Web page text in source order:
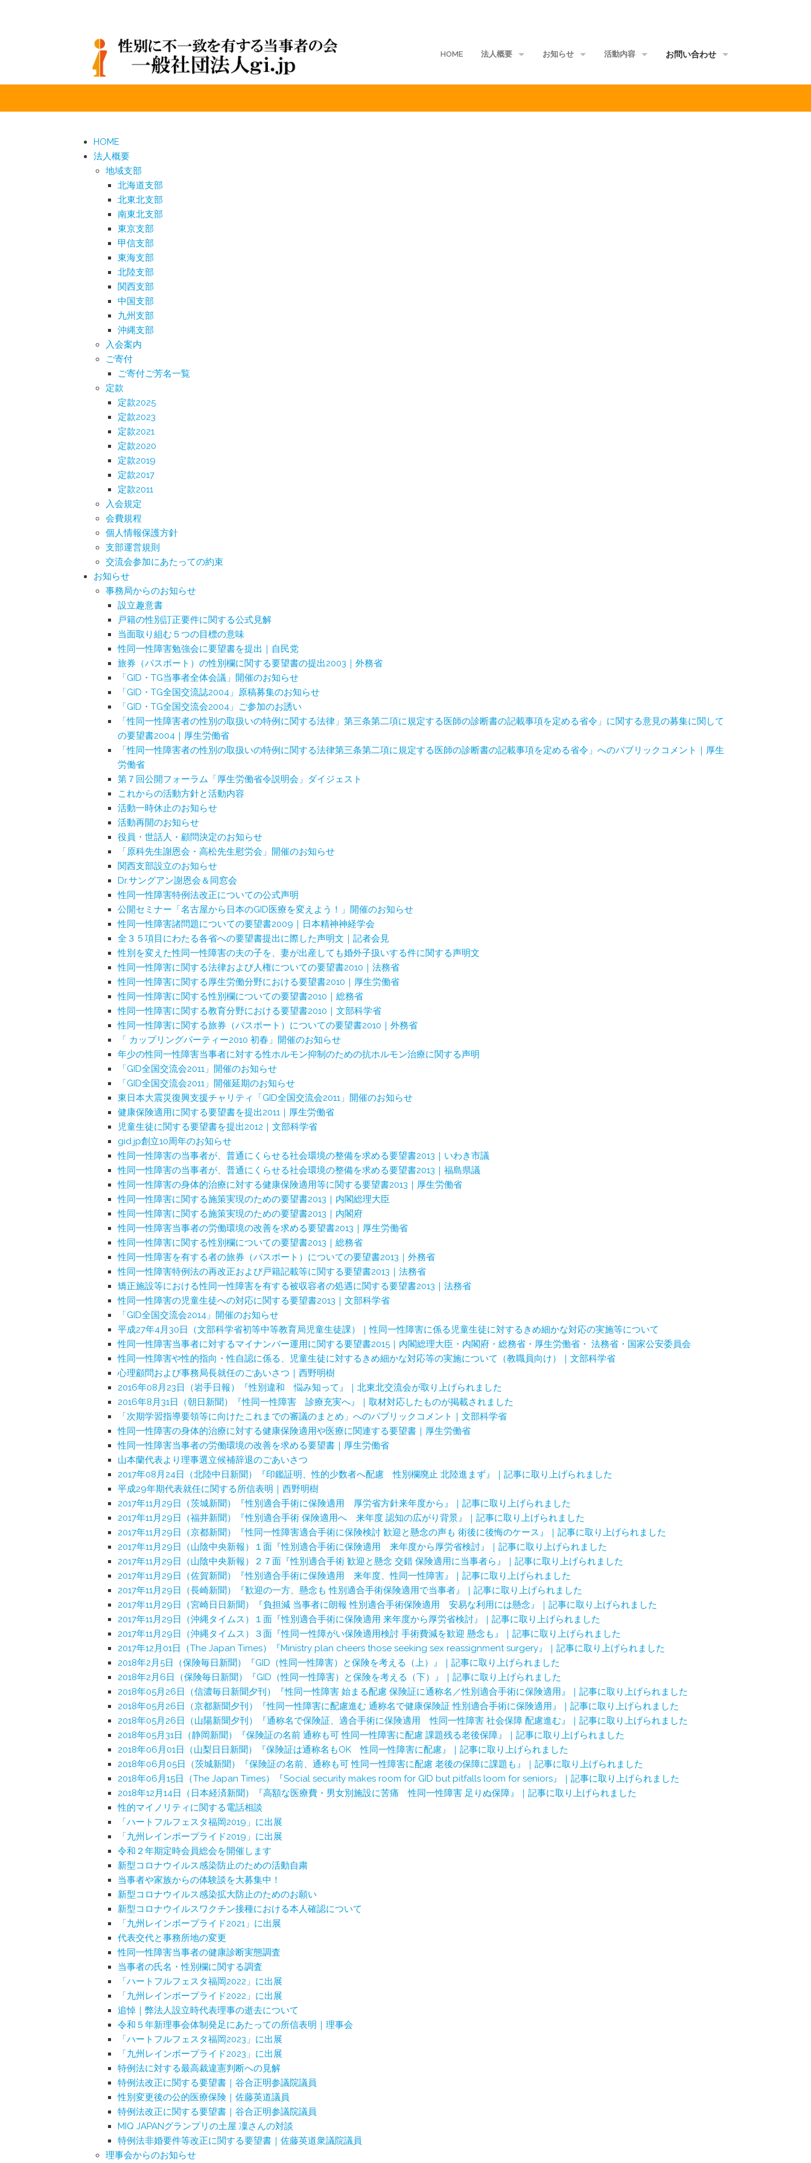
HOME 法人概要 お知らせ 活動内容 お問い合わせ
HOME
法人概要
地域支部
北海道支部
北東北支部
南東北支部
東京支部
甲信支部
東海支部
北陸支部
関西支部
中国支部
九州支部
沖縄支部
入会案内
ご寄付
ご寄付ご芳名一覧
定款
定款2025
定款2023
定款2021
定款2020
定款2019
定款2017
定款2011
入会規定
会費規程
個人情報保護方針
支部運営規則
交流会参加にあたっての約束
お知らせ
事務局からのお知らせ
設立趣意書
戸籍の性別訂正要件に関する公式見解
当面取り組む５つの目標の意味
性同一性障害勉強会に要望書を提出｜自民党
旅券（パスポート）の性別欄に関する要望書の提出2003｜外務省
「GID・TG当事者全体会議」開催のお知らせ
「GID・TG全国交流誌2004」原稿募集のお知らせ
「GID・TG全国交流会2004」ご参加のお誘い
「性同一性障害者の性別の取扱いの特例に関する法律」第三条第二項に規定する医師の診断書の記載事項を定める省令」に関する意見の募集に関して
の要望書2004｜厚生労働省
「性同一性障害者の性別の取扱いの特例に関する法律第三条第二項に規定する医師の診断書の記載事項を定める省令」へのパブリックコメント｜厚生
労働省
第７回公開フォーラム「厚生労働省令説明会」ダイジェスト
これからの活動方針と活動内容
活動一時休止のお知らせ
活動再開のお知らせ
役員・世話人・顧問決定のお知らせ
「原科先生謝恩会・高松先生慰労会」開催のお知らせ
関西支部設立のお知らせ
Dr.サングアン謝恩会＆同窓会
性同一性障害特例法改正についての公式声明
公開セミナー「名古屋から日本のGID医療を変えよう！」開催のお知らせ
性同一性障害諸問題についての要望書2009｜日本精神神経学会
全３５項目にわたる各省への要望書提出に際した声明文｜記者会見
性別を変えた性同一性障害の夫の子を、妻が出産しても婚外子扱いする件に関する声明文
性同一性障害に関する法律および人権についての要望書2010｜法務省
性同一性障害に関する厚生労働分野における要望書2010｜厚生労働省
性同一性障害に関する性別欄についての要望書2010｜総務省
性同一性障害に関する教育分野における要望書2010｜文部科学省
性同一性障害に関する旅券（パスポート）についての要望書2010｜外務省
「 カップリングパーティー2010 初春」開催のお知らせ
年少の性同一性障害当事者に対する性ホルモン抑制のための抗ホルモン治療に関する声明
「GID全国交流会2011」開催のお知らせ
「GID全国交流会2011」開催延期のお知らせ
東日本大震災復興支援チャリティ「GID全国交流会2011」開催のお知らせ
健康保険適用に関する要望書を提出2011｜厚生労働省
児童生徒に関する要望書を提出2012｜文部科学省
gid.jp創立10周年のお知らせ
性同一性障害の当事者が、普通にくらせる社会環境の整備を求める要望書2013｜いわき市議
性同一性障害の当事者が、普通にくらせる社会環境の整備を求める要望書2013｜福島県議
性同一性障害の身体的治療に対する健康保険適用等に関する要望書2013｜厚生労働省
性同一性障害に関する施策実現のための要望書2013｜内閣総理大臣
性同一性障害に関する施策実現のための要望書2013｜内閣府
性同一性障害当事者の労働環境の改善を求める要望書2013｜厚生労働省
性同一性障害に関する性別欄についての要望書2013｜総務省
性同一性障害を有する者の旅券（パスポート）についての要望書2013｜外務省
性同一性障害特例法の再改正および戸籍記載等に関する要望書2013｜法務省
矯正施設等における性同一性障害を有する被収容者の処遇に関する要望書2013｜法務省
性同一性障害の児童生徒への対応に関する要望書2013｜文部科学省
「GID全国交流会2014」開催のお知らせ
平成27年4月30日（文部科学省初等中等教育局児童生徒課）｜性同一性障害に係る児童生徒に対するきめ細かな対応の実施等について
性同一性障害当事者に対するマイナンバー運用に関する要望書2015｜内閣総理大臣・内閣府・総務省・厚生労働省・ 法務省・国家公安委員会
性同一性障害や性的指向・性自認に係る、児童生徒に対するきめ細かな対応等の実施について（教職員向け）｜文部科学省
心理顧問および事務局長就任のごあいさつ｜西野明樹
2016年08月23日（岩手日報）『性別違和 悩み知って』｜北東北交流会が取り上げられました
2016年8月31日（朝日新聞）『性同一性障害 診療充実へ』｜取材対応したものが掲載されました
「次期学習指導要領等に向けたこれまでの審議のまとめ」へのパブリックコメント｜文部科学省
性同一性障害の身体的治療に対する健康保険適用や医療に関連する要望書｜厚生労働省
性同一性障害当事者の労働環境の改善を求める要望書｜厚生労働省
山本蘭代表より理事選立候補辞退のごあいさつ
2017年08月24日（北陸中日新聞）『印鑑証明、性的少数者へ配慮 性別欄廃止 北陸進まず』｜記事に取り上げられました
平成29年期代表就任に関する所信表明｜西野明樹
2017年11月29日（茨城新聞）『性別適合手術に保険適用 厚労省方針来年度から』｜記事に取り上げられました
2017年11月29日（福井新聞）『性別適合手術 保険適用へ 来年度 認知の広がり背景』｜記事に取り上げられました
2017年11月29日（京都新聞）『性同一性障害適合手術に保険検討 歓迎と懸念の声も 術後に後悔のケース』｜記事に取り上げられました
2017年11月29日（山陰中央新報）１面『性別適合手術に保険適用 来年度から厚労省検討』｜記事に取り上げられました
2017年11月29日（山陰中央新報）２７面『性別適合手術 歓迎と懸念 交錯 保険適用に当事者ら』｜記事に取り上げられました
2017年11月29日（佐賀新聞）『性別適合手術に保険適用 来年度、性同一性障害』｜記事に取り上げられました
2017年11月29日（長崎新聞）『歓迎の一方、懸念も 性別適合手術保険適用で当事者』｜記事に取り上げられました
2017年11月29日（宮崎日日新聞）『負担減 当事者に朗報 性別適合手術保険適用 安易な利用には懸念』｜記事に取り上げられました
2017年11月29日（沖縄タイムス）１面『性別適合手術に保険適用 来年度から厚労省検討』｜記事に取り上げられました
2017年11月29日（沖縄タイムス）３面『性同一性障がい保険適用検討 手術費減を歓迎 懸念も』｜記事に取り上げられました
2017年12月01日（The Japan Times）『Ministry plan cheers those seeking sex reassignment surgery』｜記事に取り上げられました
2018年2月5日（保険毎日新聞）『GID（性同一性障害）と保険を考える（上）』｜記事に取り上げられました
2018年2月6日（保険毎日新聞）『GID（性同一性障害）と保険を考える（下）』｜記事に取り上げられました
2018年05月26日（信濃毎日新聞夕刊）『性同一性障害 始まる配慮 保険証に通称名／性別適合手術に保険適用』｜記事に取り上げられました
2018年05月26日（京都新聞夕刊）『性同一性障害に配慮進む 通称名で健康保険証 性別適合手術に保険適用』｜記事に取り上げられました
2018年05月26日（山陽新聞夕刊）『通称名で保険証、適合手術に保険適用 性同一性障害 社会保障 配慮進む』｜記事に取り上げられました
2018年05月31日（静岡新聞）『保険証の名前 通称も可 性同一性障害に配慮 課題残る老後保障』｜記事に取り上げられました
2018年06月01日（山梨日日新聞）『保険証は通称名もOK 性同一性障害に配慮』｜記事に取り上げられました
2018年06月05日（茨城新聞）『保険証の名前、通称も可 性同一性障害に配慮 老後の保障に課題も』｜記事に取り上げられました
2018年06月15日（The Japan Times）『Social security makes room for GID but pitfalls loom for seniors』｜記事に取り上げられました
2018年12月14日（日本経済新聞）『高額な医療費・男女別施設に苦痛 性同一性障害 足りぬ保障』｜記事に取り上げられました
性的マイノリティに関する電話相談
「ハートフルフェスタ福岡2019」に出展
「九州レインボープライド2019」に出展
令和２年期定時会員総会を開催します
新型コロナウイルス感染防止のための活動自粛
当事者や家族からの体験談を大募集中！
新型コロナウイルス感染拡大防止のためのお願い
新型コロナウイルスワクチン接種における本人確認について
「九州レインボープライド2021」に出展
代表交代と事務所地の変更
性同一性障害当事者の健康診断実態調査
当事者の氏名・性別欄に関する調査
「ハートフルフェスタ福岡2022」に出展
「九州レインボープライド2022」に出展
追悼｜弊法人設立時代表理事の逝去について
令和５年新理事会体制発足にあたっての所信表明｜理事会
「ハートフルフェスタ福岡2023」に出展
「九州レインボープライド2023」に出展
特例法に対する最高裁違憲判断への見解
特例法改正に関する要望書｜谷合正明参議院議員
性別変更後の公的医療保険｜佐藤英道議員
特例法改正に関する要望書｜谷合正明参議院議員
MIQ JAPANグランプリの土屋 凜さんの対談
特例法非婚要件等改正に関する要望書｜佐藤英道衆議院議員
理事会からのお知らせ